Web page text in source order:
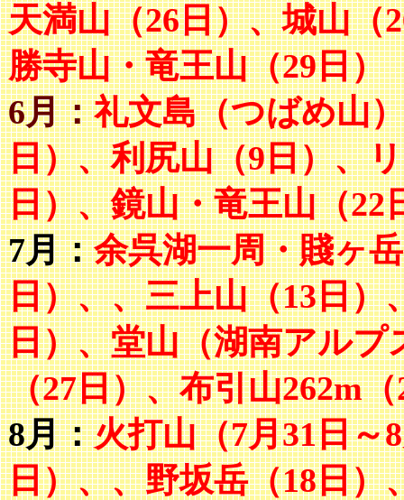
天満山（26日）、城山（
勝寺山・竜王山（29日）
6月：礼文島（つばめ山
日）、利尻山（9日）、
日）、鏡山・竜王山（22
7月：余呉湖一周・賤ヶ
日）、、三上山（13日）
日）、堂山（湖南アルプ
（27日）、布引山262m
8月：火打山（7月31日～
日）、、野坂岳（18日）